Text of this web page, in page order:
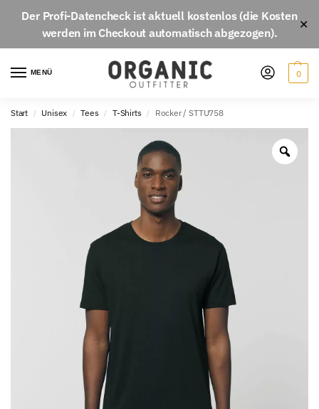
Der Profi-Datencheckist aktuell kostenlos(die Kosten
werden im Checkout automatisch abgezogen).
✕
MENÜ 0
Start / Unisex / Tees / T-Shirts / Rocker / STTU758